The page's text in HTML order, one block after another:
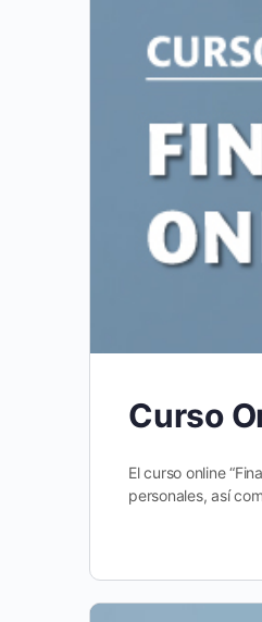
Curso
El curso online
personales, así